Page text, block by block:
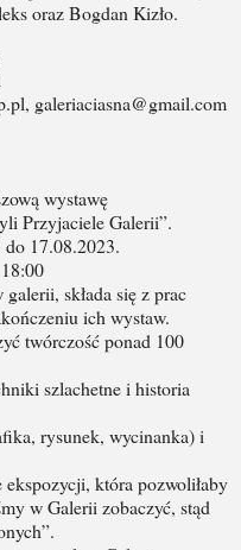
oraz Bogdan Kizło.
galeriaciasna@gmail.com
wystawę
Przyjaciele Galerii”.
17.08.2023.
składa się z prac
ich wystaw.
twórczość ponad 100
szlachetne i historia
rysunek, wycinanka) i
która pozwoliłaby
w Galerii zobaczyć, stąd